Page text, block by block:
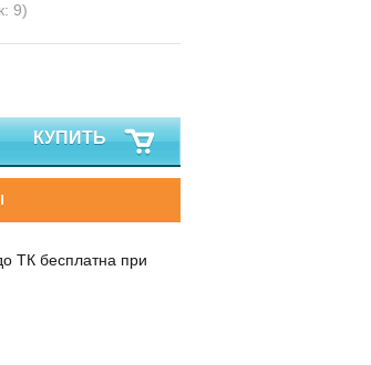
9)
КУПИТЬ
ТК бесплатна при